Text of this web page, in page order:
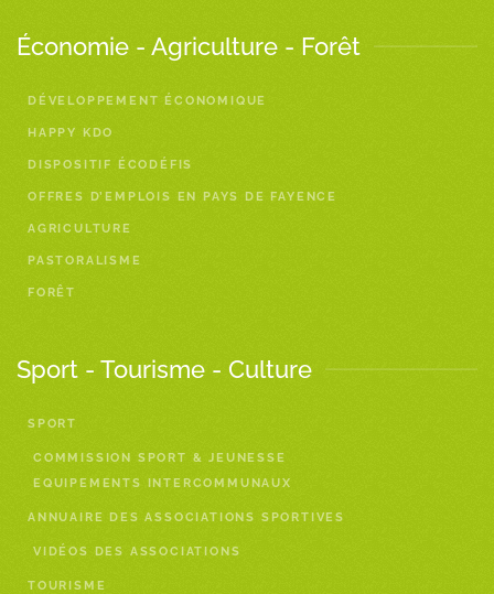
Économie - Agriculture - Forêt
DÉVELOPPEMENT ÉCONOMIQUE
HAPPY KDO
DISPOSITIF ÉCODÉFIS
OFFRES D’EMPLOIS EN PAYS DE FAYENCE
AGRICULTURE
PASTORALISME
FORÊT
Sport - Tourisme - Culture
SPORT
COMMISSION SPORT & JEUNESSE
EQUIPEMENTS INTERCOMMUNAUX
ANNUAIRE DES ASSOCIATIONS SPORTIVES
VIDÉOS DES ASSOCIATIONS
TOURISME